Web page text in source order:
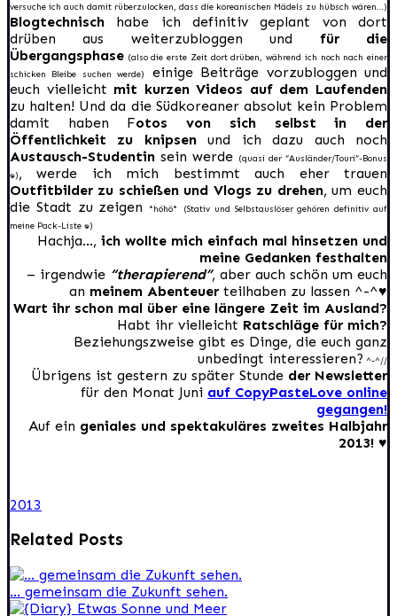
versuche ich auch damit rüberzulocken, dass die koreanischen Mädels zu hübsch wären…)
Blogtechnisch habe ich definitiv geplant von dort
drüben aus weiterzubloggen und für die
Übergangsphase (also die erste Zeit dort drüben, während ich noch nach einer
schicken Bleibe suchen werde)
einige Beiträge vorzubloggen und
euch vielleicht mit kurzen Videos auf dem Laufenden
zu halten! Und da die Südkoreaner absolut kein Problem
damit haben Fotos von sich selbst in der
Öffentlichkeit zu knipsenund ich dazu auch noch
Austausch-Studentin sein werde (quasi der “Ausländer/Touri”-Bonus
:D), werde ich mich bestimmt auch eher trauen
Outfitbilder zu schießen und Vlogs zu drehen, um euch
die Stadt zu zeigen
*höhö*
(Stativ und Selbstauslöser gehören definitiv auf
meine Pack-Liste :D)
Hachja…, ich wollte mich einfach mal hinsetzen und
meine Gedanken festhalten
– irgendwie “therapierend”, aber auch schön um euch
an meinem Abenteuer teilhaben zu lassen ^-^♥
Wart ihr schon mal über eine längere Zeit im Ausland?
Habt ihr vielleicht Ratschläge für mich?
Beziehungszweise gibt es Dinge, die euch ganz
unbedingt interessieren? ^-^//
Übrigens ist gestern zu später Stunde der Newsletter
für den Monat Juni auf CopyPasteLove online
gegangen!
Auf ein geniales und spektakuläres zweites Halbjahr
2013! ♥
2013
Related Posts
… gemeinsam die Zukunft sehen.